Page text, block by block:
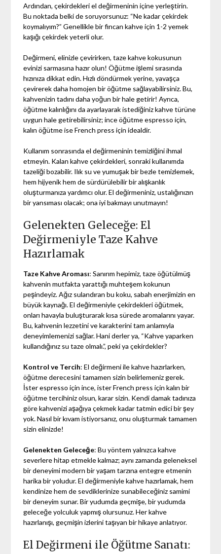
Ardından, çekirdekleri el değirmeninin içine yerleştirin.
Bu noktada belki de soruyorsunuz: “Ne kadar çekirdek
koymalıyım?” Genellikle bir fincan kahve için 1-2 yemek
kaşığı çekirdek yeterli olur.
Değirmeni, elinizle çevirirken, taze kahve kokusunun
evinizi sarmasına hazır olun! Öğütme işlemi sırasında
hızınıza dikkat edin. Hızlı döndürmek yerine, yavaşça
çevirerek daha homojen bir öğütme sağlayabilirsiniz. Bu,
kahvenizin tadını daha yoğun bir hale getirir! Ayrıca,
öğütme kalınlığını da ayarlayarak istediğiniz kahve türüne
uygun hale getirebilirsiniz; ince öğütme espresso için,
kalın öğütme ise French press için idealdir.
Kullanım sonrasında el değirmeninin temizliğini ihmal
etmeyin. Kalan kahve çekirdekleri, sonraki kullanımda
tazeliği bozabilir. Ilık su ve yumuşak bir bezle temizlemek,
hem hijyenik hem de sürdürülebilir bir alışkanlık
oluşturmanıza yardımcı olur. El değirmeniniz, ustalığınızın
bir yansıması olacak; ona iyi bakmayı unutmayın!
Gelenekten Geleceğe: El
Değirmeniyle Taze Kahve
Hazırlamak
Taze Kahve Aroması: Sanırım hepimiz, taze öğütülmüş
kahvenin mutfakta yarattığı muhteşem kokunun
peşindeyiz. Ağız sulandıran bu koku, sabah enerjimizin en
büyük kaynağı. El değirmeniyle çekirdekleri öğütmek,
onları havayla buluşturarak kısa sürede aromalarını yayar.
Bu, kahvenin lezzetini ve karakterini tam anlamıyla
deneyimlemenizi sağlar. Hani derler ya, “Kahve yaparken
kullandığınız su taze olmalı.”, peki ya çekirdekler?
Kontrol ve Tercih: El değirmeni ile kahve hazırlarken,
öğütme derecesini tamamen sizin belirlemeniz gerek.
İster espresso için ince, ister French press için kalın bir
öğütme tercihiniz olsun, karar sizin. Kendi damak tadınıza
göre kahvenizi aşağıya çekmek kadar tatmin edici bir şey
yok. Nasıl bir kıvam istiyorsanız, onu oluşturmak tamamen
sizin elinizde!
Gelenekten Geleceğe: Bu yöntem yalnızca kahve
severlere hitap etmekle kalmaz; aynı zamanda geleneksel
bir deneyimi modern bir yaşam tarzına entegre etmenin
harika bir yoludur. El değirmeniyle kahve hazırlamak, hem
kendinize hem de sevdiklerinize sunabileceğiniz samimi
bir deneyim sunar. Bir yudumda geçmişe, bir yudumda
geleceğe yolculuk yapmış olursunuz. Her kahve
hazırlanışı, geçmişin izlerini taşıyan bir hikaye anlatıyor.
El Değirmeni ile Öğütme Sanatı: